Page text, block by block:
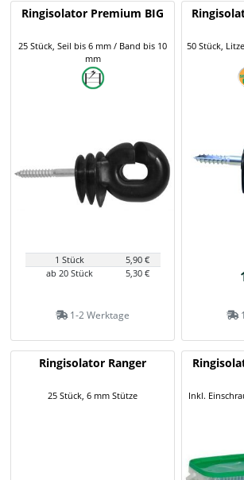
Ringisolator Premium BIG
25 Stück, Seil bis 6 mm / Band bis 10
mm
1 Stück
5,90 €
ab 20 Stück
5,30 €
1-2 Werktage
50 Stück,
Ringisolator Ranger
25 Stück, 6 mm Stütze Inkl.